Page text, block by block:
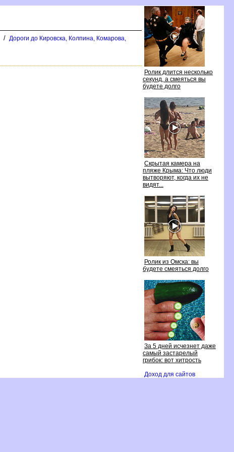
Ролик длится несколько
секунд, а смеяться вы
удете долго
Скрытая камера на
пляже Крыма: Что люди
ытворяют, когда их не
идят...
Ролик из Омска: вы
удете смеяться долго
За 5 дней исчезнет даже
самый застарелый
рибок: вот хитрость
Доход для сайто
/ Дороги до Кировска, Колпина, Комарова,